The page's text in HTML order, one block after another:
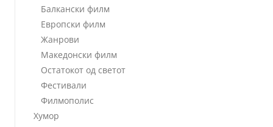
Балкански филм
Европски филм
Жанрови
Македонски филм
Остатокот од светот
Фестивали
Филмополис
Хумор